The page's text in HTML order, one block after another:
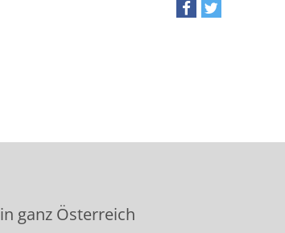
ganz Österreich